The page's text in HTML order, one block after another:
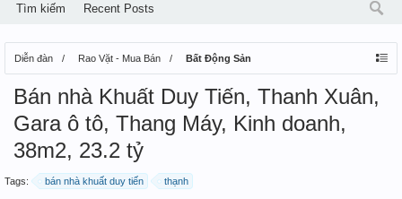
Diễn đàn Rao Vặt - Mua Bán Bất Động Sản
Bán nhà Khuất Duy Tiến, Thanh Xuân,
Gara ô tô, Thang Máy, Kinh doanh,
38m2, 23.2 tỷ
Tags: bán nhà khuất duy tiến thạnh
Tìm kiếm Recent Posts